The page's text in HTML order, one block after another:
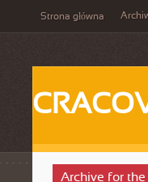
Strona główna
Archive for the